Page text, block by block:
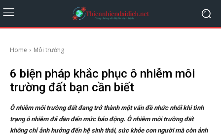
Home Môi trường
6 biện pháp khắc phục ô nhiễm môi
trường đất bạn cần biết
Ô nhiễm môi trường đất đang trở thành một vấn đề nhức nhối khi tình
trạng ô nhiễm đã dần đến mức báo động. Ô nhiễm môi trường đất
không chỉ ảnh hưởng đến hệ sinh thái, sức khỏe con người mà còn ảnh